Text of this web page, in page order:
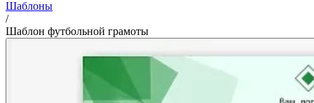
Шаблоны
/
Шаблон футбольной грамоты